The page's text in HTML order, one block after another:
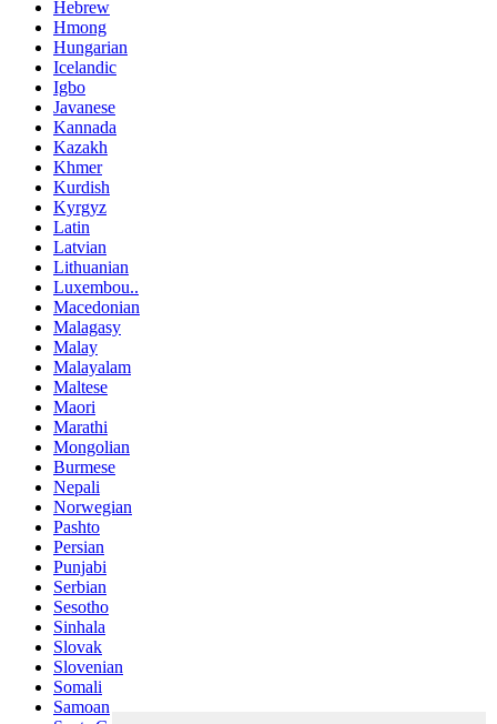
Hebrew
Hmong
Hungarian
Icelandic
Igbo
Javanese
Kannada
Kazakh
Khmer
Kurdish
Kyrgyz
Latin
Latvian
Lithuanian
Luxembou..
Macedonian
Malagasy
Malay
Malayalam
Maltese
Maori
Marathi
Mongolian
Burmese
Nepali
Norwegian
Pashto
Persian
Punjabi
Serbian
Sesotho
Sinhala
Slovak
Slovenian
Somali
Samoan